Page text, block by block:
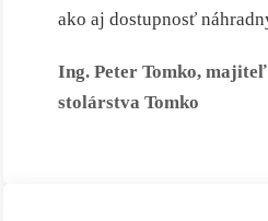
ako aj dostupnosť
Ing. Peter Tomko,
stolárstva Tomko